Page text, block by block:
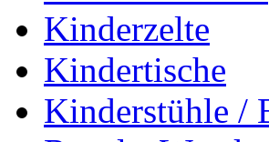
Kinderzelte
Kindertische
Kinderstühle /